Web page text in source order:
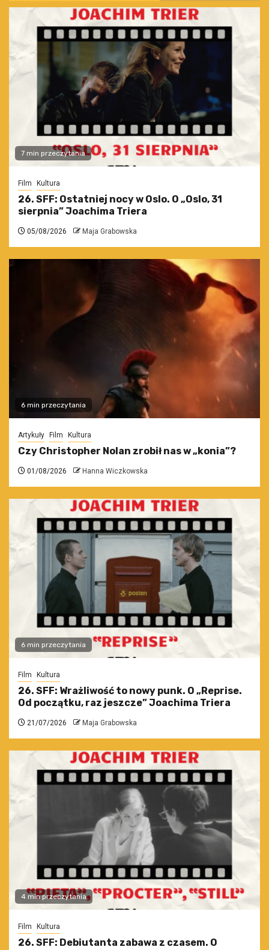
7 min przeczytania
Film Kultura
26. SFF: Ostatniej nocy w Oslo. O „Oslo, 31
sierpnia” Joachima Triera
05/08/2026 Maja Grabowska
6 min przeczytania
Artykuły Film Kultura
Czy Christopher Nolan zrobił nas w „konia”?
01/08/2026 Hanna Wiczkowska
6 min przeczytania
Film Kultura
26. SFF: Wrażliwość to nowy punk. O „Reprise.
Od początku, raz jeszcze” Joachima Triera
21/07/2026 Maja Grabowska
4 min przeczytania
Film Kultura
26. SFF: Debiutanta zabawa z czasem. O